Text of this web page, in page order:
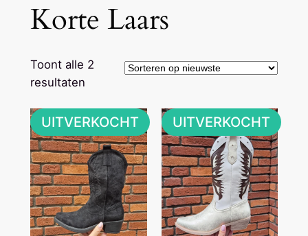
Korte Laars
Toont alle 2
resultatenGesorteerd
nieuwste
UITVERKOCHT UITVERKOCHT